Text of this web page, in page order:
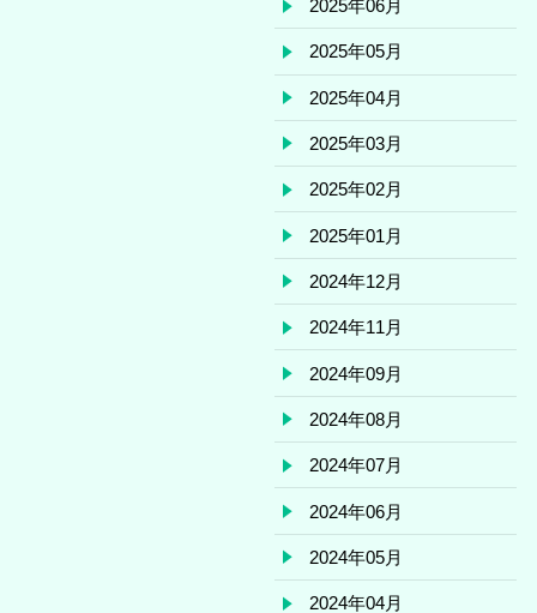
2025年06月
2025年05月
2025年04月
2025年03月
2025年02月
2025年01月
2024年12月
2024年11月
2024年09月
2024年08月
2024年07月
2024年06月
2024年05月
2024年04月